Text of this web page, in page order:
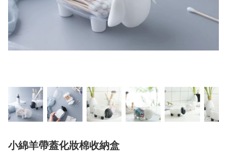
小綿羊帶蓋化妝棉收納盒